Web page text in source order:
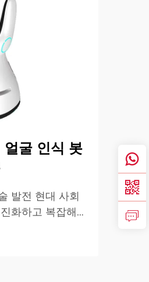
얼굴 인식 봇
발전 현대 사회
화하고 복잡해
방식을 혁신적
의
성
현
영